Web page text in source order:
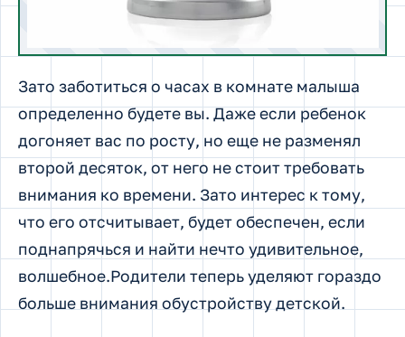
Зато заботиться о часах в комнате малыша
определенно будете вы. Даже если ребенок
догоняет вас по росту, но еще не разменял
второй десяток, от него не стоит требовать
внимания ко времени. Зато интерес к тому,
что его отсчитывает, будет обеспечен, если
поднапрячься и найти нечто удивительное,
волшебное.Родители теперь уделяют гораздо
больше внимания обустройству детской.